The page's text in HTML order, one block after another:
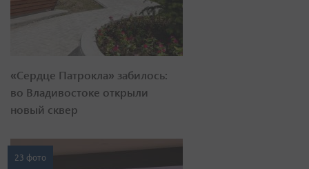
«Сердце Патрокла» забилось:
во Владивостоке открыли
новый сквер
23 фото